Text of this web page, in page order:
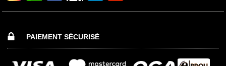
PAIEMENT SÉCURISÉ